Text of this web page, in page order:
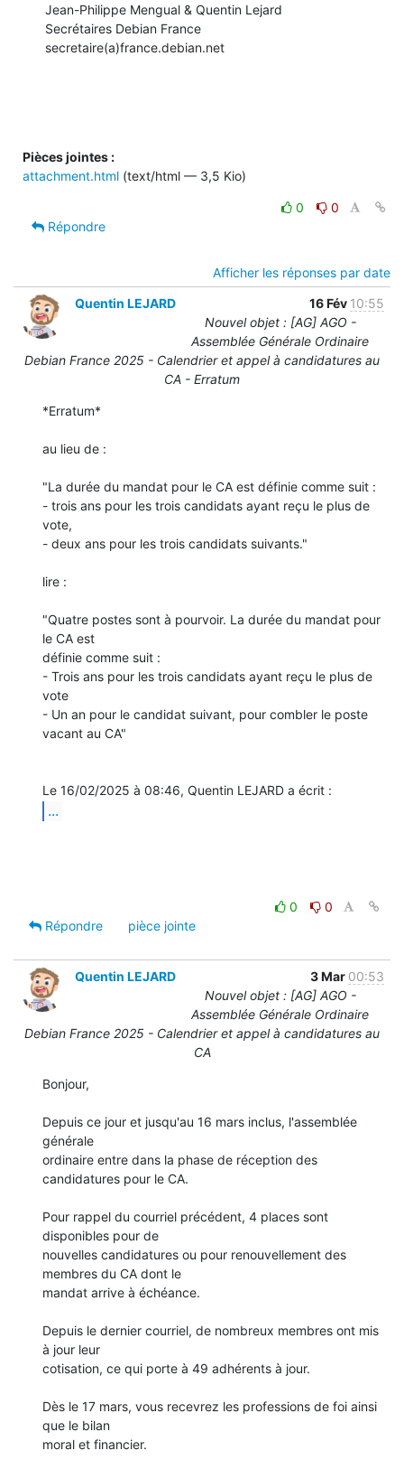
Jean-Philippe Mengual & Quentin Lejard
Secrétaires Debian France
secretaire(a)france.debian.net
Pièces jointes :
attachment.html (text/html — 3,5 Kio)
0
0
Répondre
Afficher les réponses par date
Quentin LEJARD
16 Fév 10:55
Nouvel objet : [AG] AGO -
Assemblée Générale Ordinaire
Debian France 2025 - Calendrier et appel à candidatures au
CA - Erratum
*Erratum*
au lieu de :
"La durée du mandat pour le CA est définie comme suit :
- trois ans pour les trois candidats ayant reçu le plus de
vote,
- deux ans pour les trois candidats suivants."
lire :
"Quatre postes sont à pourvoir. La durée du mandat pour
le CA est
définie comme suit :
- Trois ans pour les trois candidats ayant reçu le plus de
vote
- Un an pour le candidat suivant, pour combler le poste
vacant au CA"
...
0
0
Répondre
pièce jointe
Quentin LEJARD 3 Mar 00:53
Nouvel objet : [AG] AGO -
Assemblée Générale Ordinaire
Debian France 2025 - Calendrier et appel à candidatures au
CA
Bonjour,
Depuis ce jour et jusqu'au 16 mars inclus, l'assemblée
générale
ordinaire entre dans la phase de réception des
candidatures pour le CA.
Pour rappel du courriel précédent, 4 places sont
disponibles pour de
nouvelles candidatures ou pour renouvellement des
membres du CA dont le
mandat arrive à échéance.
Depuis le dernier courriel, de nombreux membres ont mis
à jour leur
cotisation, ce qui porte à 49 adhérents à jour.
Dès le 17 mars, vous recevrez les professions de foi ainsi
que le bilan
moral et financier.